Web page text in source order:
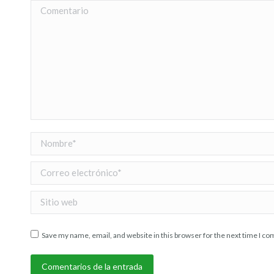
Comentario
Nombre *
Correo electrónico *
Sitio web
Save my name, email, and website in this browser for the next time I
Comentarios de la entrada